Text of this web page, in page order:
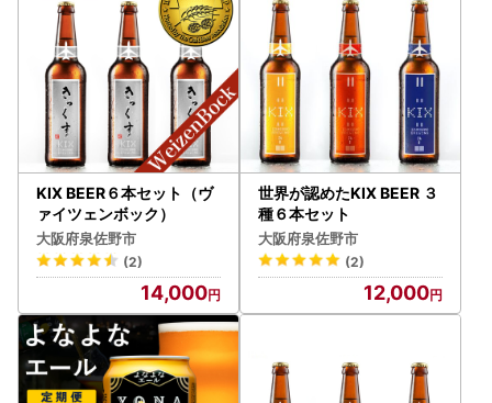
▼泉佐野市ふるさと納税特設サイト「さのちょく」
よくあるご質問https://furusato-izumisano.jp/faq/index.
php（※外部サイトへ遷移します）
お問い合わせフォームhttps://furusato-izumisano.jp/con
tact/（※外部サイトへ遷移します）
KIX BEER６本セット（ヴ
ァイツェンボック）
大阪府泉佐野市
(2)
14,000
世界が認めたKIX BEER ３
種６本セット
大阪府泉佐野市
(2)
12,000